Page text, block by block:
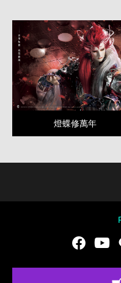
燈蝶修萬年